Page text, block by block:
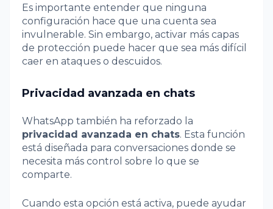
Es importante entender que ninguna
configuración hace que una cuenta sea
invulnerable. Sin embargo, activar más capas
de protección puede hacer que sea más difícil
caer en ataques o descuidos.
Privacidad avanzada en chats
WhatsApp también ha reforzado la
privacidad avanzada en chats. Esta función
está diseñada para conversaciones donde se
necesita más control sobre lo que se
comparte.
Cuando esta opción está activa, puede ayudar